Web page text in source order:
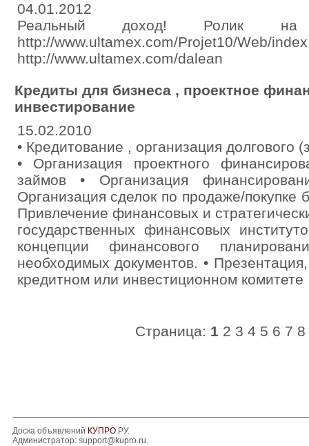
04.01.2012
Реальный доход! Ролик на
http://www.ultamex.com/Projet10/
http://www.ultamex.com/dalean
Кредиты для бизнеса , проектное
инвестирование
15.02.2010
• Кредитование , организация долгового
• Организация проектного
займов • Организация
Организация сделок по продаже/покупке
Привлечение финансовых и
государственных финансовых
концепции финансового
необходимых документов. •
кредитном или инвестиционном комитете
Страница: 1 2 3 4 5 6 7 8
Доска объявлений КУПРО.РУ.
Администратор: support@kupro.ru.